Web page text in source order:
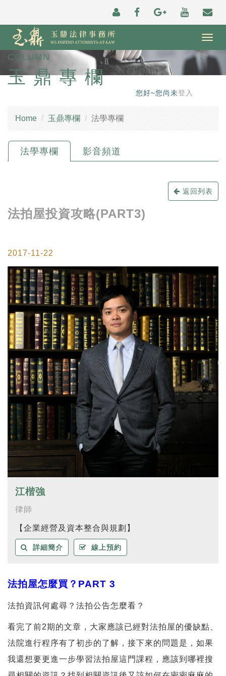
COLUMN
玉鼎專欄
您好~您尚未登入
Home 玉鼎專欄 法學專欄
法學專欄 影音頻道
返回列表
法拍屋投資攻略(PART3)
2017-11-22
江楷強
律師
【企業經營及資本整合與規劃】
詳細簡介 線上預約
法拍屋怎麼買？ PART 3
法拍資訊何處尋？法拍公告怎麼看？
看完了前2期的文章，大家應該已經對法拍屋的優缺點、
法院進行程序有了初步的了解，接下來的問題是，如果
我還想要更進一步學習法拍屋這門課程，應該到哪裡搜